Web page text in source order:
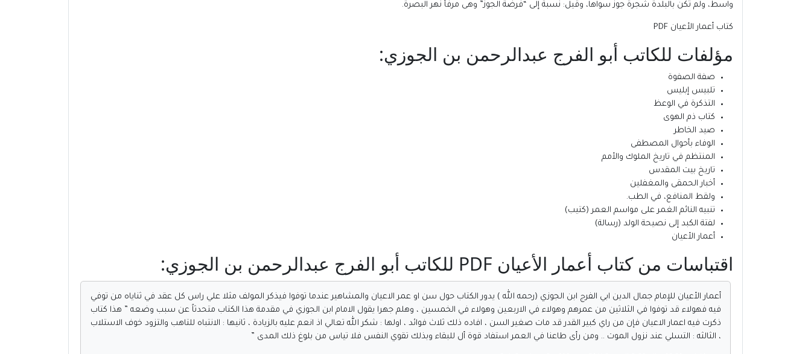
واسط، ولم تكن بالبلدة شجرة جوز سواها، وقيل: نسبة إلى “فرضة الجوز” وهى مرفأ نهر البصرة.
كتاب أعمار الأعيان PDF
مؤلفات للكاتب أبو الفرج عبدالرحمن بن الجوزي:
صفة الصفوة
تلبيس إبليس
التذكرة في الوعظ
كتاب ذم الهوى
صيد الخاطر
الوفاء بأحوال المصطفى
المنتظم في تاريخ الملوك والأمم
تاريخ بيت المقدس
أخبار الحمقى والمغفلين
ولقط المنافع، في الطب.
تنبيه النائم الغمر على مواسم العمر (كتيب)
لفتة الكبد إلى نصيحة الولد (رسالة)
أعمار الأعيان
اقتباسات من كتاب أعمار الأعيان PDF للكاتب أبو الفرج عبدالرحمن بن الجوزي:
أعمار الأعيان للإمام جمال الدين ابي الفرج ابن الجوزي (رحمه الله ) يدور الكتاب حول سن او عمر الاعيان والمشاهير عندما توفوا فيذكر المولف مثلا علي راس كل عقد في ثناياه من توفي
فيه فهولاء قد توفوا في الثلاثين من عمرهم وهولاء في الاربعين وهولاء في الخمسين ، وهلم جهرا يقول الامام ابن الجوزي في مقدمة هذا الكتاب متحدثاً عن سبب وضعه ” هذا كتاب
ذكرت فيه اعمار الاعيان فإن من راي كبير القدر قد مات صغير السن ، افاده ذلك ثلاث فوائد ، اولها : شكر الله تعالي اذ انعم عليه بالزيادة ، ثانيها : الانتباه للتاهب والتزود خوف الاستلاب
، الثالثه : التسلي عند نزول الموت .. ومن رأى طاعنا في العمر استفاد قوة أل للبقاء وبذلك تقوي النفس فلا تياس من بلوغ ذلك المدى ”